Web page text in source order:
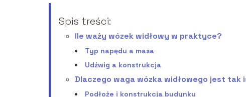
Spis treści:
Ile waży wózek widłowy w praktyce?
Typ napędu a masa
Udźwig a konstrukcja
Dlaczego waga wózka widłowego jest tak
Podłoże i konstrukcja budynku